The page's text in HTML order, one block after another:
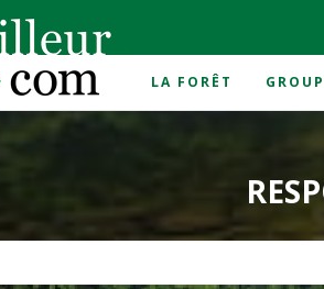
LA FORÊT
Responsabilité environnementale